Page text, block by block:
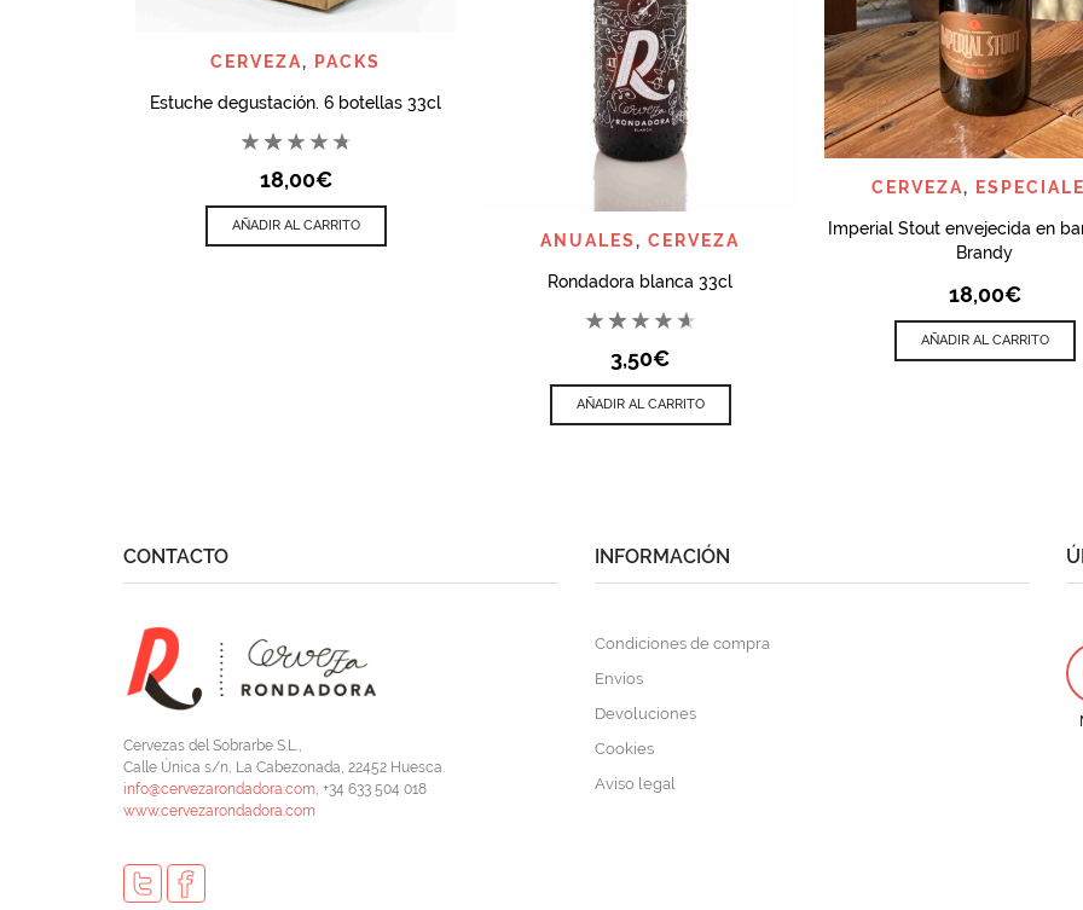
QUICK VIEW
CERVEZA, PACKS
Estuche degustación. 6 botellas 33cl
18,00€
AÑADIR AL CARRITO QUICK VIEW
ANUALES, CERVEZA
Rondadora blanca 33cl
3,50€
AÑADIR AL CARRITO
QUICK VIEW
CERVEZA,
Imperial Stout envejecida en
Brandy
18,00€
AÑADIR AL CARRITO
CONTACTO
Cervezas del Sobrarbe S.L.,
Calle Única s/n, La Cabezonada, 22452 Huesca.
info@cervezarondadora.com, +34 633 504 018
www.cervezarondadora.com
INFORMACIÓN
Condiciones de compra
Envíos
Devoluciones
Cookies
Aviso legal